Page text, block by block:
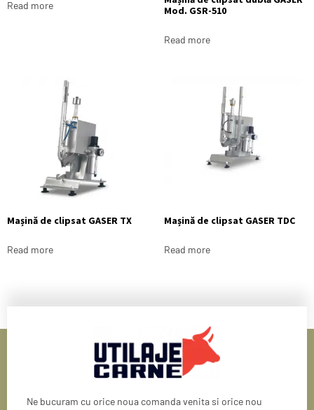
Read more
Mod. GSR-510
Read more
Mașină de clipsat GASER TX
Read more
Mașină de clipsat GASER TDC
Read more
Ne bucuram cu orice noua comanda venita si orice nou